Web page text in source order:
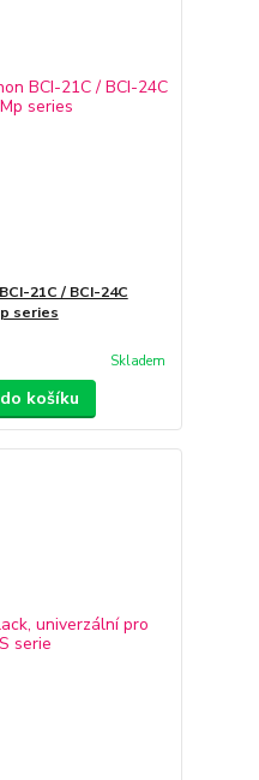
21C / BCI-24C
series
Skladem
košíku